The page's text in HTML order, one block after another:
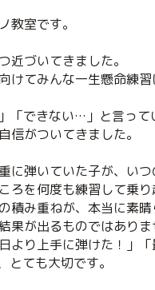
教室です。
近づいてきました。
けてみんな一生懸命練習
「できない…」と言って
信がついてきました。
に弾いていた子が、い
ろを何度も練習して乗り
積み重ねが、本当に素晴
果が出るものではありま
より上手に弾けた！」
とても大切です。